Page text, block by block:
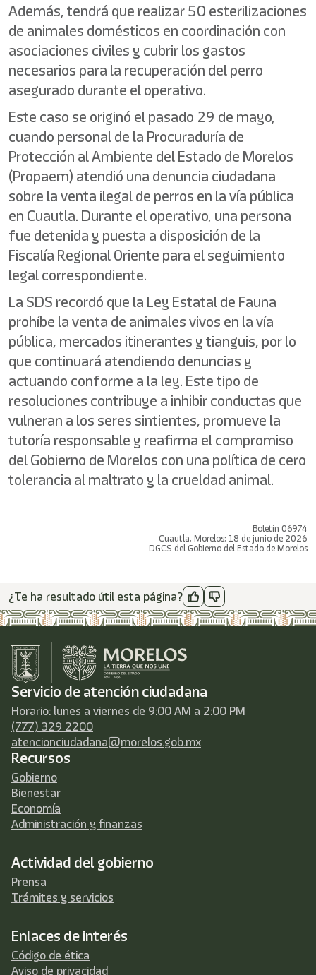
Además, tendrá que realizar 50 esterilizaciones
de animales domésticos en coordinación con
asociaciones civiles y cubrir los gastos
necesarios para la recuperación del perro
asegurado durante el operativo.
Este caso se originó el pasado 29 de mayo,
cuando personal de la Procuraduría de
Protección al Ambiente del Estado de Morelos
(Propaem) atendió una denuncia ciudadana
sobre la venta ilegal de perros en la vía pública
en Cuautla. Durante el operativo, una persona
fue detenida y puesta a disposición de la
Fiscalía Regional Oriente para el seguimiento
legal correspondiente.
La SDS recordó que la Ley Estatal de Fauna
prohíbe la venta de animales vivos en la vía
pública, mercados itinerantes y tianguis, por lo
que continuará atendiendo denuncias y
actuando conforme a la ley. Este tipo de
resoluciones contribuye a inhibir conductas que
vulneran a los seres sintientes, promueve la
tutoría responsable y reafirma el compromiso
del Gobierno de Morelos con una política de cero
tolerancia al maltrato y la crueldad animal.
Boletín 06974
Cuautla, Morelos; 18 de junio de 2026
DGCS del Gobierno del Estado de Morelos
¿Te ha resultado útil esta página?
Servicio de atención ciudadana
Horario: lunes a viernes de 9:00 AM a 2:00 PM
(777) 329 2200
atencionciudadana@morelos.gob.mx
Recursos
Gobierno
Bienestar
Economía
Administración y finanzas
Actividad del gobierno
Prensa
Trámites y servicios
Enlaces de interés
Código de ética
Aviso de privacidad